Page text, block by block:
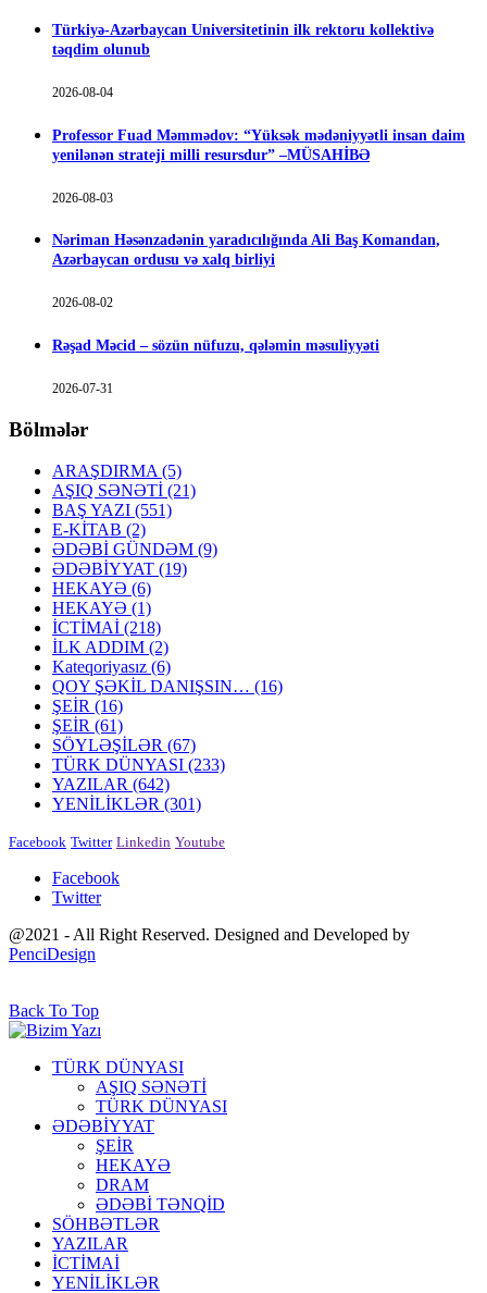
Türkiyə-Azərbaycan Universitetinin ilk rektoru kollektivə
təqdim olunub
2026-08-04
Professor Fuad Məmmədov: “Yüksək mədəniyyətli insan daim
yenilənən strateji milli resursdur” –MÜSAHİBƏ
2026-08-03
Nəriman Həsənzadənin yaradıcılığında Ali Baş Komandan,
Azərbaycan ordusu və xalq birliyi
2026-08-02
Rəşad Məcid – sözün nüfuzu, qələmin məsuliyyəti
2026-07-31
Bölmələr
ARAŞDIRMA (5)
AŞIQ SƏNƏTİ (21)
BAŞ YAZI (551)
E-KİTAB (2)
ƏDƏBİ GÜNDƏM (9)
ƏDƏBİYYAT (19)
HEKAYƏ (6)
HEKAYƏ (1)
İCTİMAİ (218)
İLK ADDIM (2)
Kateqoriyasız (6)
QOY ŞƏKİL DANIŞSIN… (16)
ŞEİR (16)
ŞEİR (61)
SÖYLƏŞİLƏR (67)
TÜRK DÜNYASI (233)
YAZILAR (642)
YENİLİKLƏR (301)
Facebook Twitter Linkedin Youtube
Facebook
Twitter
@2021 - All Right Reserved. Designed and Developed by
PenciDesign
Back To Top
TÜRK DÜNYASI
AŞIQ SƏNƏTİ
TÜRK DÜNYASI
ƏDƏBİYYAT
ŞEİR
HEKAYƏ
DRAM
ƏDƏBİ TƏNQİD
SÖHBƏTLƏR
YAZILAR
İCTİMAİ
YENİLİKLƏR